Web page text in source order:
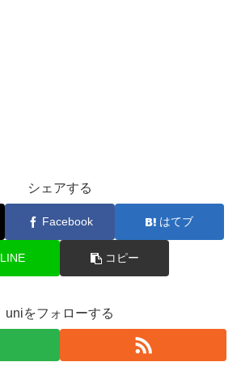
シェアする
Facebook はてブ
LINE コピー
uniをフォローする